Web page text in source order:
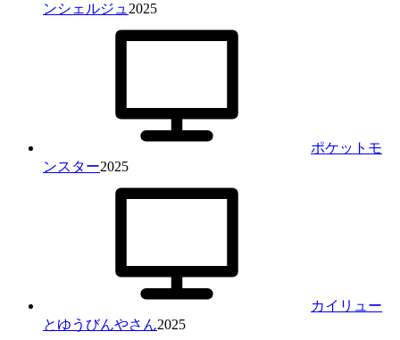
ンシェルジュ 2025
ポケットモ
ンスター2025
カイリュー
とゆうびんやさん2025